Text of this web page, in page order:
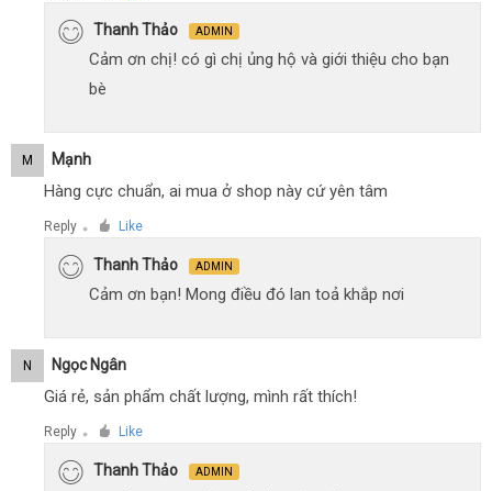
Thanh Thảo ADMIN
Cảm ơn chị! có gì chị ủng hộ và giới thiệu cho bạn
bè
M Mạnh
Hàng cực chuẩn, ai mua ở shop này cứ yên tâm
Reply ● Like
Thanh Thảo ADMIN
Cảm ơn bạn! Mong điều đó lan toả khắp nơi
N Ngọc Ngân
Giá rẻ, sản phẩm chất lượng, mình rất thích!
Reply ● Like
Thanh Thảo ADMIN